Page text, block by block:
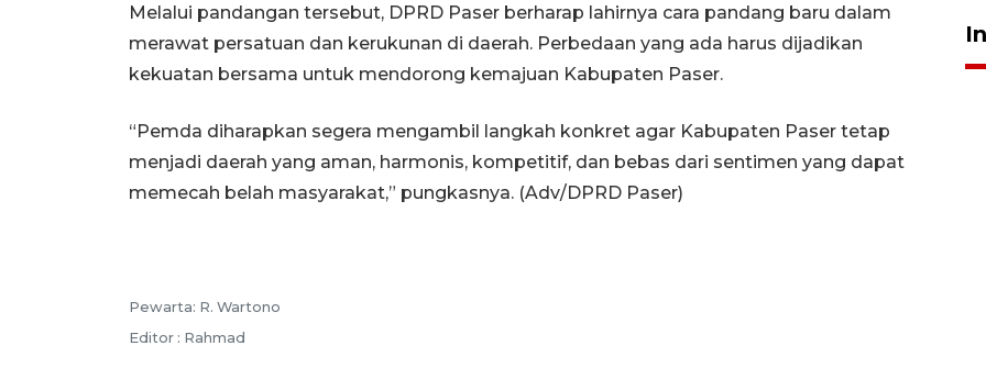
Melalui pandangan tersebut, DPRD Paser berharap lahirnya cara pandang baru dalam
merawat persatuan dan kerukunan di daerah. Perbedaan yang ada harus dijadikan
kekuatan bersama untuk mendorong kemajuan Kabupaten Paser.
“Pemda diharapkan segera mengambil langkah konkret agar Kabupaten Paser tetap
menjadi daerah yang aman, harmonis, kompetitif, dan bebas dari sentimen yang dapat
memecah belah masyarakat,” pungkasnya. (Adv/DPRD Paser)
Pewarta: R. Wartono
Editor : Rahmad